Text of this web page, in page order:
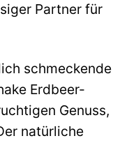
Partner für
schmeckende
Erdbeer-
Genuss,
natürliche